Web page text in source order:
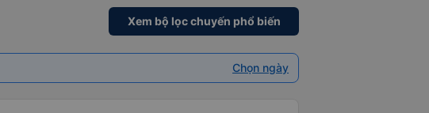
Xem bộ lọc chuyến phổ biến
Chọn ngày